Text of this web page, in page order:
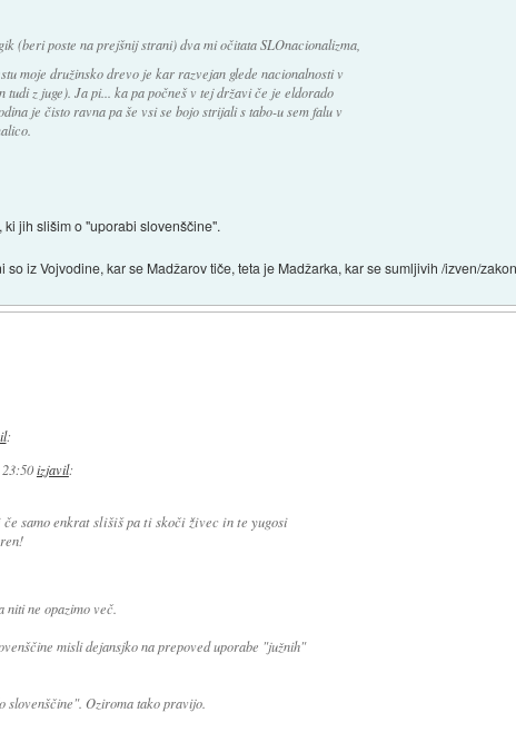
(beri poste na prejšnij strani) dva mi očitata SLOnacionalizma,
moje družinsko drevo je kar razvejan glede nacionalnosti v
tudi z juge). Ja pi... ka pa počneš v tej državi če je eldorado
je čisto ravna pa še vsi se bojo strijali s tabo-u sem falu v
jih slišim o "uporabi slovenščine".
so iz Vojvodine, kar se Madžarov tiče, teta je Madžarka, kar se sumljivih /izven/
:
23:50izjavil:
če samo enkrat slišiš pa ti skoči živec in te yugosi
niti ne opazimo več.
misli dejansjko na prepoved uporabe "južnih"
slovenščine". Oziroma tako pravijo.